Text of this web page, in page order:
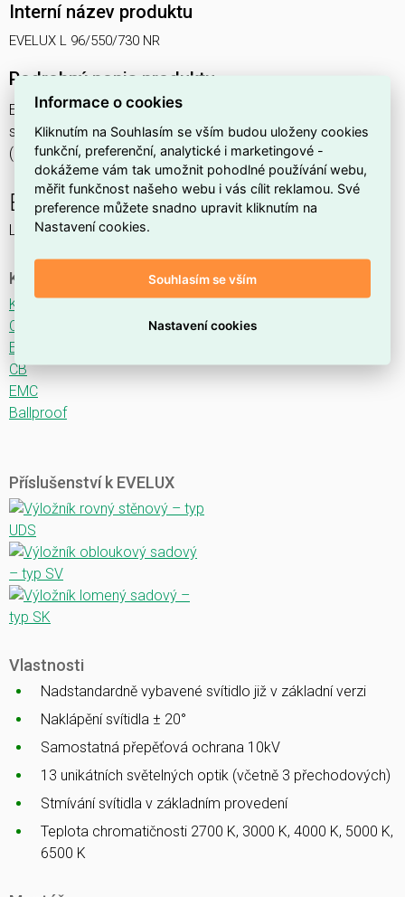
Interní název produktu
EVELUX L 96/550/730 NR
Podrobný popis produktu
EVELUX L 96/550/730 NR 195W IP66
svítidlo pouliční s modulem LED, spektrum 730A3, optika NR
(Narrow Road TYPE II ME3)
EVELUX
LED svítidlo pro osvětlení komunikací.
Ke stažení
Katalogový list
CE
ENEC
CB
EMC
Ballproof
Příslušenství k EVELUX
Vlastnosti
Nadstandardně vybavené svítidlo již v základní verzi
Naklápění svítidla ± 20°
Samostatná přepěťová ochrana 10kV
13 unikátních světelných optik (včetně 3 přechodových)
Stmívání svítidla v základním provedení
Teplota chromatičnosti 2700 K, 3000 K, 4000 K, 5000 K,
6500 K
Informace o cookies
Kliknutím na Souhlasím se vším budou uloženy cookies
funkční, preferenční, analytické i marketingové -
dokážeme vám tak umožnit pohodlné používání webu,
měřit funkčnost našeho webu i vás cílit reklamou. Své
preference můžete snadno upravit kliknutím na
Nastavení cookies.
Souhlasím se vším
Nastavení cookies